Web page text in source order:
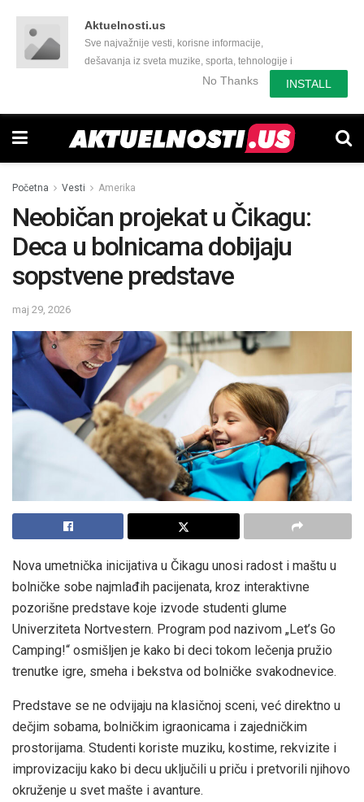
Aktuelnosti.us
Sve najvažnije vesti, korisne informacije,
dešavanja iz sveta muzike, sporta, tehnologije i
još mnogo toga zanimljivog.No Thanks INSTALL
Početna Vesti Amerika
Neobičan projekat u Čikagu:
Deca u bolnicama dobijaju
sopstvene predstave
maj 29, 2026
Nova umetnička inicijativa u Čikagu unosi radost i maštu u
bolničke sobe najmlađih pacijenata, kroz interaktivne
pozorišne predstave koje izvode studenti glume
Univerziteta Nortvestern. Program pod nazivom „Let’s Go
Camping!“ osmišljen je kako bi deci tokom lečenja pružio
trenutke igre, smeha i bekstva od bolničke svakodnevice.
Predstave se ne odvijaju na klasičnoj sceni, već direktno u
dečjim sobama, bolničkim igraonicama i zajedničkim
prostorijama. Studenti koriste muziku, kostime, rekvizite i
improvizaciju kako bi decu uključili u priču i pretvorili njihovo
okruženje u svet mašte i avanture.